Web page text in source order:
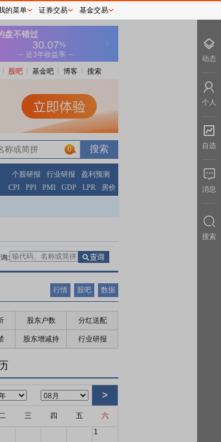
股吧 基金吧 博客 搜索
0
个股研报 行业研报
盈利预测
CPI PPI PMI GDP LPR 房价
:
行情 股吧 数据
股东户数 分红送配
股东增减持 行业研报
>
三 四 五
六
1
的菜单 证券交易 基金交易
动态
个人
自选
消息
搜索